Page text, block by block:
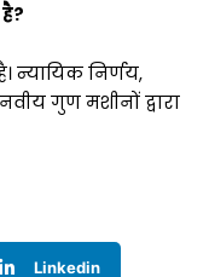
निर्णय,
गुण मशीनों द्वारा
Linkedin